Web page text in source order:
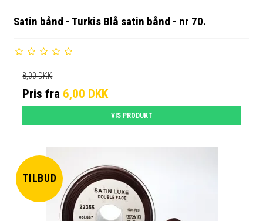
Satin bånd - Turkis Blå satin bånd - nr 70.
8,00 DKK
Pris fra 6,00 DKK
VIS PRODUKT
TILBUD